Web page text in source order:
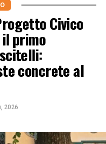
Civico
il primo
concrete al
2026